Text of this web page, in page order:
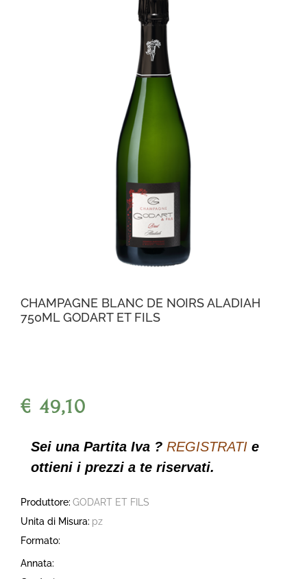
CHAMPAGNE BLANC DE NOIRS ALADIAH
750ML GODART ET FILS
€ 49,10
Sei una Partita Iva ? REGISTRATI e
ottieni i prezzi a te riservati.
Produttore: GODART ET FILS
Unita di Misura: pz
Formato:
Annata: